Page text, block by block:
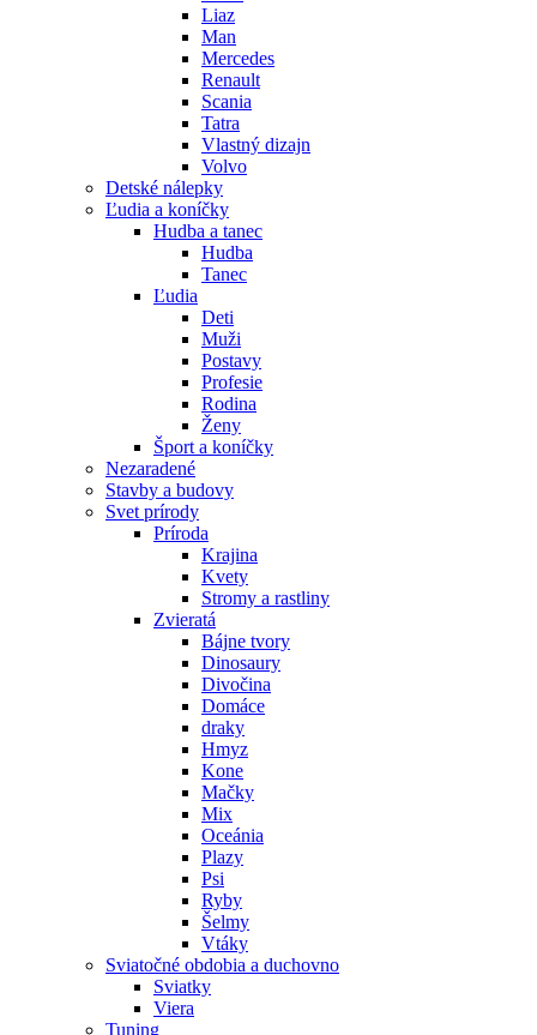
Liaz
Man
Mercedes
Renault
Scania
Tatra
Vlastný dizajn
Volvo
Detské nálepky
Ľudia a koníčky
Hudba a tanec
Hudba
Tanec
Ľudia
Deti
Muži
Postavy
Profesie
Rodina
Ženy
Šport a koníčky
Nezaradené
Stavby a budovy
Svet prírody
Príroda
Krajina
Kvety
Stromy a rastliny
Zvieratá
Bájne tvory
Dinosaury
Divočina
Domáce
draky
Hmyz
Kone
Mačky
Mix
Oceánia
Plazy
Psi
Ryby
Šelmy
Vtáky
Sviatočné obdobia a duchovno
Sviatky
Viera
Tuning